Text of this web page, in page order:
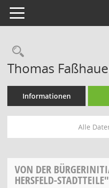
Toggle navigation
Thomas
Informationen
Alle
VON DER
HERSFELD-STADTTEILE"